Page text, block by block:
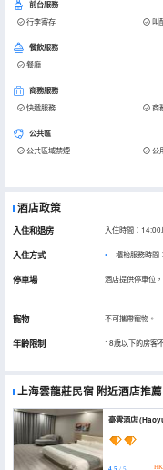
前台服務
行李寄存 叫
餐飲服務
餐廳
商務服務
快遞服務 商
公共區
公共區域禁煙 公
酒店政策
入住和退房 入住時間：
入住方式 櫃枱服務時間
停車場 酒店提供停車位
寵物 不可攜帶寵物。
年齡限制 18歲以下的房客
上海雲龍莊民宿 附近酒店推薦
豪雲酒店